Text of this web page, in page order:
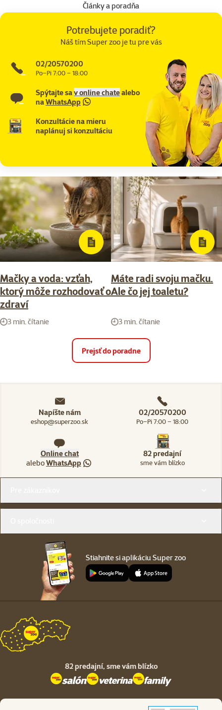
Články a poradňa
Potrebujete poradiť?
Náš tím Super zoo je tu pre vás
02/20570200
Po–Pi 7:00 – 18:00
Spýtajte sav online chatealebo
naWhatsApp
Konzultácie na mieru
naplánuj si konzultáciu
Mačky a voda: vzťah,
ktorý môže rozhodovať o
zdraví
3 min. čítanie
Máte radi svoju mačku.
Ale čo jej toaletu?
3 min. čítanie
Prejsť do poradne
Napíšte nám
eshop@superzoo.sk
02/20570200
Po–Pi 7:00 – 18:00
Online chat
aleboWhatsApp
82 predajní
sme vám blízko
Stiahnite si aplikáciu Super zoo
82 predajní, sme vám blízko